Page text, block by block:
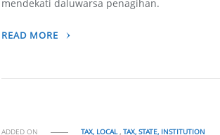
mendekati daluwarsa penagihan.
READ MORE
ADDED ON TAX, LOCAL, TAX, STATE, INSTITUTION